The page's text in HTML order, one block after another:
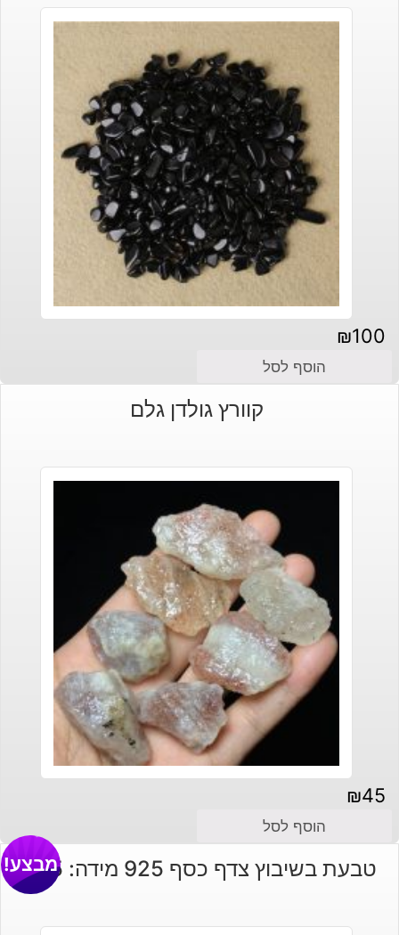
₪100
הוסף לסל
קוורץ גולדן גלם
₪45
הוסף לסל
טבעת בשיבוץ צדף כסף 925 מידה: 8.25 מבצע!